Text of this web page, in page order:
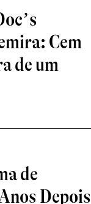
Cem
de um
de
Depois